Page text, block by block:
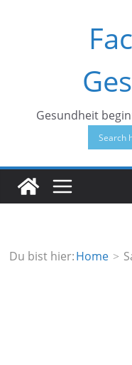
Gesundheit
Du bist hier:Home